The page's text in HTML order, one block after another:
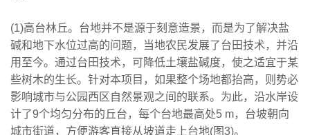
(1)高台林丘。台地并不是源于刻意造景，而是为了解决盐
碱和地下水位过高的问题，当地农民发展了台田技术，并沿
用至今。通过台田技术，可降低土壤盐碱度，使之适宜于某
些树木的生长。针对本项目，如果整个场地都抬高，则势必
影响城市与公园西区自然景观之间的联系。为此，沿水岸设
计了9个均匀分布的丘台，每个台地最高处5 m，台坡朝向
城市街道，方便游客直接从坡道走上台地(图3)。